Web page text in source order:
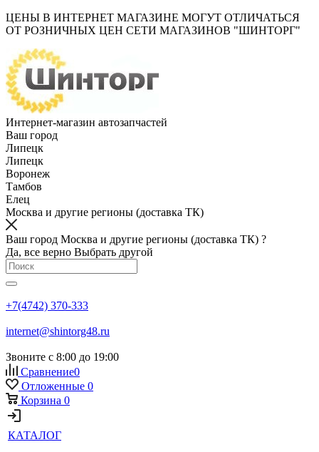
ЦЕНЫ В ИНТЕРНЕТ МАГАЗИНЕ МОГУТ ОТЛИЧАТЬСЯ
ОТ РОЗНИЧНЫХ ЦЕН СЕТИ МАГАЗИНОВ "ШИНТОРГ"
Интернет-магазин автозапчастей
Ваш город
Липецк
Липецк
Воронеж
Тамбов
Елец
Москва и другие регионы (доставка ТК)
Ваш город Москва и другие регионы (доставка ТК) ?
Да, все верно Выбрать другой
+7(4742) 370-333
internet@shintorg48.ru
Звоните с 8:00 до 19:00
Сравнение0
Отложенные 0
Корзина 0
КАТАЛОГ